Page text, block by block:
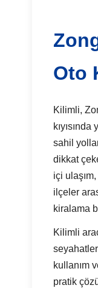
Oto
Kilimli,
sahil
dikkat
içi
ilçeler
kiralama
Kilimli
kullanım
pratik